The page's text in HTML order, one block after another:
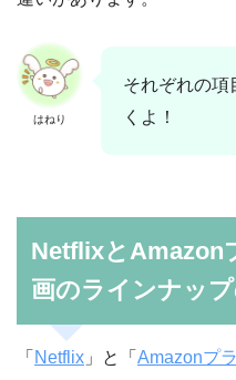
はねり
それぞれの項
くよ！
NetflixとAmazon
画のラインナッ
「 Netflix 」と「 Amazonプ